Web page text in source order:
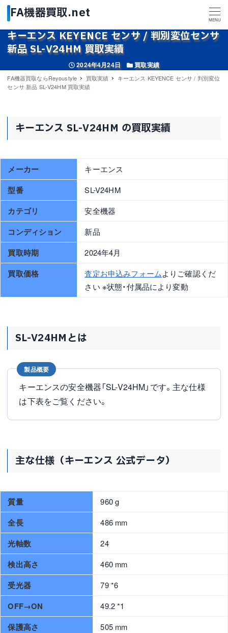
MENU
キーエンス KEYENCE センサ / 判別変位センサ
新品 SL-V24HM 買取実績
投稿日
2024年4月24日 カテゴリー
買取実績
FA機器買取ならReyoustyle 買取実績
キーエンス KEYENCE センサ / 判別変位
センサ 新品 SL-V24HM 買取実績
キーエンス SL-V24HM の買取実績
メーカー キーエンス
型番 SL-V24HM
カテゴリ 安全機器
コンディション 新品
買取時期 2024年4月
買取価格 査定お申込みフォームよりご確認くだ
さい ※状態・付属品により変動
SL-V24HMとは
製品概要
キーエンスの安全機器「SL-V24HM」です。主な仕様
は下表をご覧ください。
主な仕様（キーエンス 公式データ）
質量 960 g
全長 486 mm
光軸数 24
検出高さ 460 mm
受光器 79 *6
OFF→ON 49.2 *1
保護高さ 505 mm